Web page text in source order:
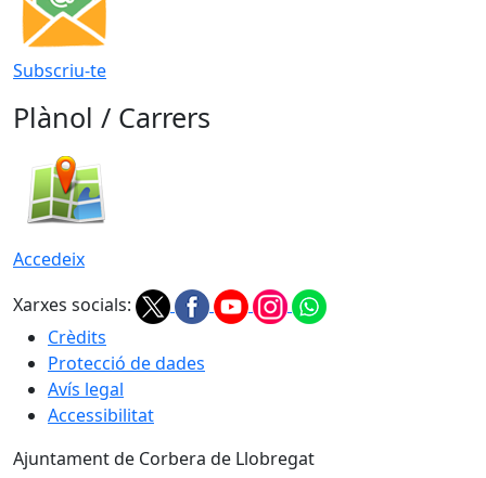
Subscriu-te
Plànol / Carrers
Accedeix
Xarxes socials:
Crèdits
Protecció de dades
Avís legal
Accessibilitat
Ajuntament de Corbera de Llobregat